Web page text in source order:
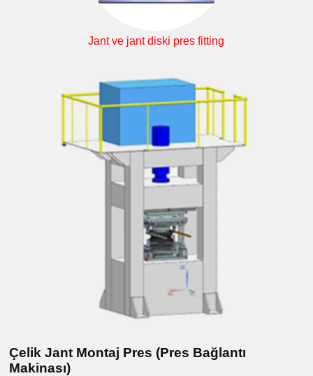
Jant ve jant diski pres fitting
Çelik Jant Montaj Pres (Pres Bağlantı
Makinası)